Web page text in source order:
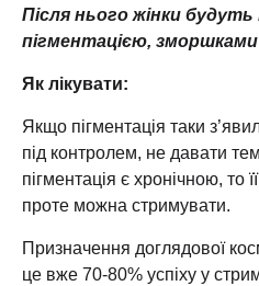
Після нього жінки
пігментацією, зморшками
Як лікувати:
Якщо пігментація таки
під контролем, не давати
пігментація є хронічною, то
проте можна стримувати.
Призначення доглядової
це вже 70-80% успіху у